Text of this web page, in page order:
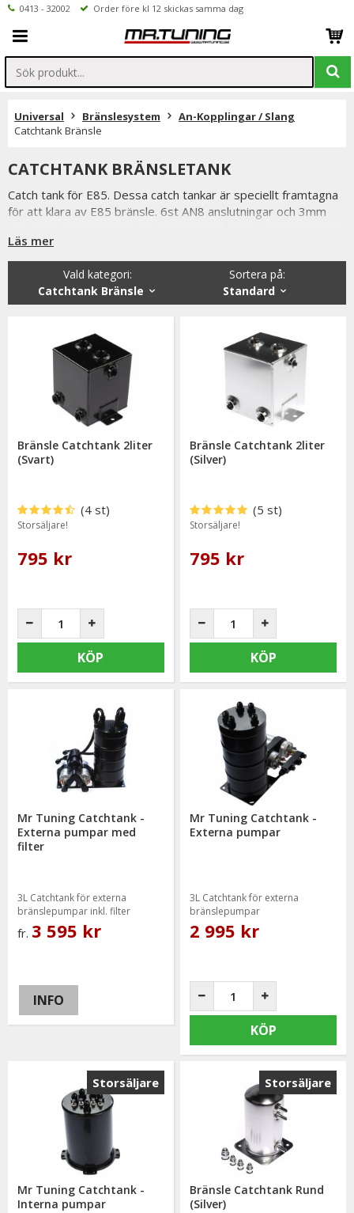
0413 - 32002 Order före kl 12 skickas samma dag
Universal Bränslesystem
An-Kopplingar / Slang
Catchtank Bränsle
CATCHTANK BRÄNSLETANK
Catch tank för E85. Dessa catch tankar är speciellt framtagna
för att klara av E85 bränsle. 6st AN8 anslutningar och 3mm
bränslesystemet på en trimmad bil med högt bränsleflöde,
används även till rallybilar för att motverka att bränslepumpen
suger luft när det svänger ofta och mycket.
Läs mer
Sortera på:
Standard
Vald kategori:
Catchtank Bränsle
Bränsle Catchtank 2liter
(Svart)
(4 st)
Storsäljare!
795 kr
KÖP
Bränsle Catchtank 2liter
(Silver)
(5 st)
Storsäljare!
795 kr
KÖP
Mr Tuning Catchtank -
Externa pumpar med
filter
3L Catchtank för externa
bränslepumpar inkl. filter
fr. 3 595 kr
INFO
Mr Tuning Catchtank -
Externa pumpar
3L Catchtank för externa
bränslepumpar
2 995 kr
KÖP
Storsäljare
Mr Tuning Catchtank -
Interna pumpar
Storsäljare
Bränsle Catchtank Rund
(Silver)